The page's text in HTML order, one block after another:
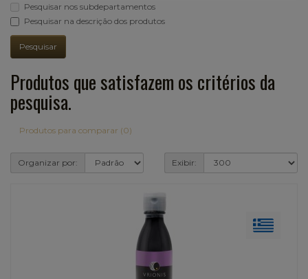
Pesquisar nos subdepartamentos
Pesquisar na descrição dos produtos
Produtos que satisfazem os critérios da
pesquisa.
Produtos para comparar (0)
Organizar por: Exibir: